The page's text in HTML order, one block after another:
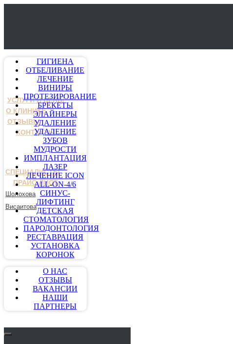
УСЛУГИ И ЦЕНЫ
О КЛИНИКЕ
ОТЗЫВЫ
КОНТАКТЫ
СПЕЦИАЛИСТЫ
ПРАЙС-ЛИСТ
Шолохова
Висаитова
ГИГИЕНА
ОТБЕЛИВАНИЕ
ЛЕЧЕНИЕ
ВИНИРЫ
ПРОТЕЗИРОВАНИЕ
БРЕКЕТЫ
ЭЛАЙНЕРЫ
УДАЛЕНИЕ
УДАЛЕНИЕ
ЗУБОВ
МУДРОСТИ
ИМПЛАНТАЦИЯ
ЛАЗЕР
ЛЕЧЕНИЕ ICON
ALL-ON-4/6
СИНУС-
ЛИФТИНГ
ДЕТСКАЯ
СТОМАТОЛОГИЯ
ПАРОДОНТОЛОГИЯ
РЕСТАВРАЦИЯ
УСТАНОВКА
КОРОНОК
О НАС
ОТЗЫВЫ
ВАКАНСИИ
НАШИ
ПАРТНЕРЫ